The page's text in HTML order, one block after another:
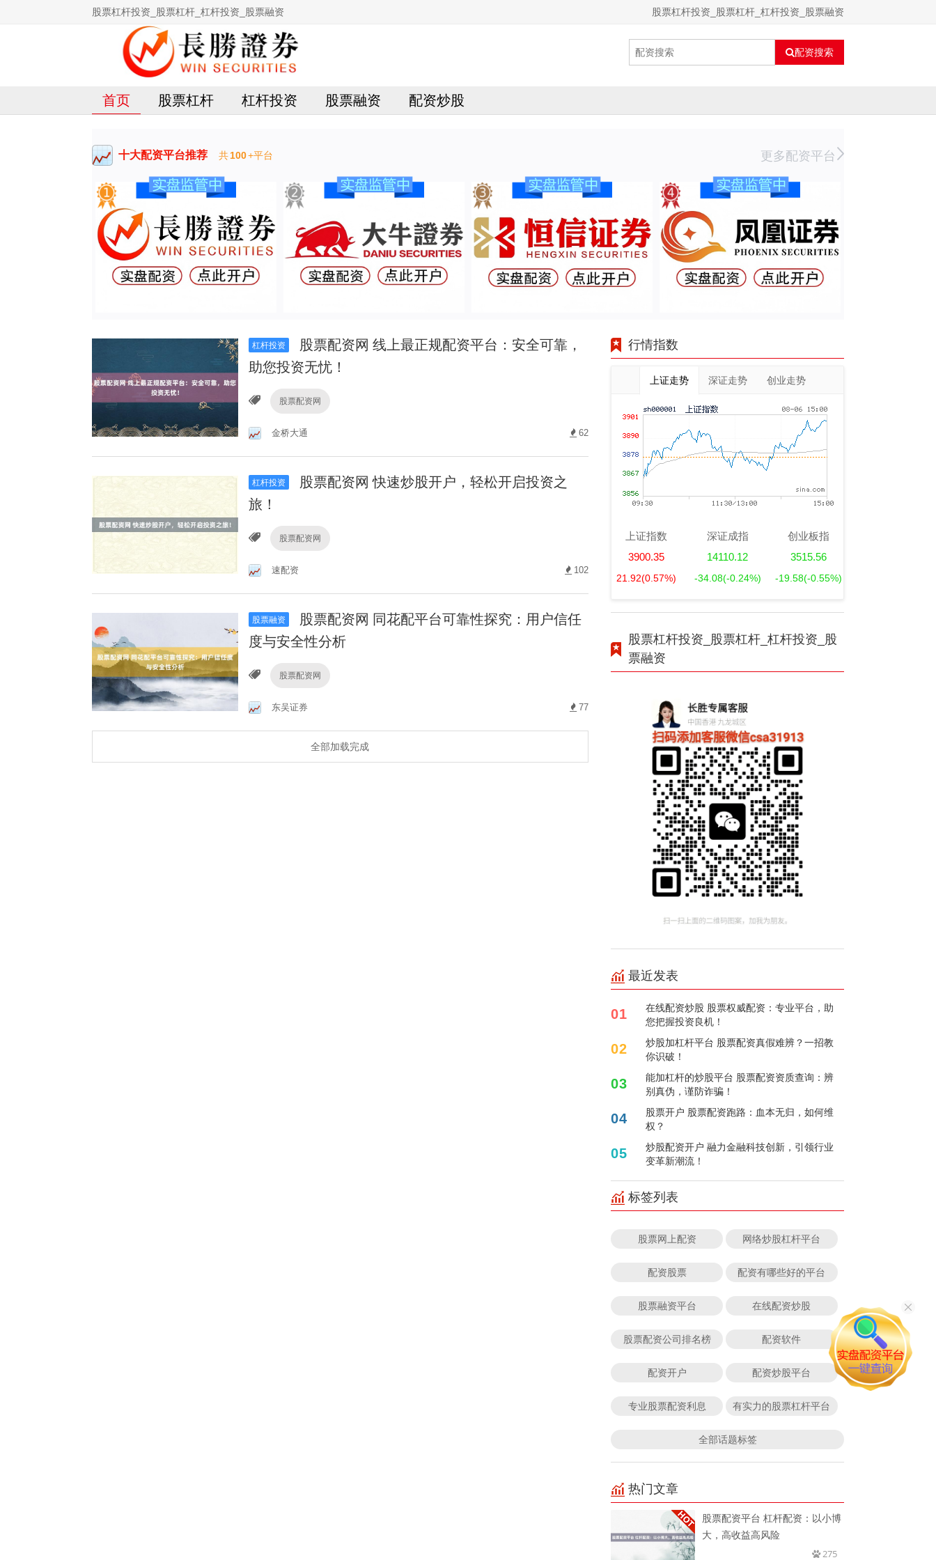
股票杠杆投资_股票杠杆_杠杆投资_股票融资 股票杠杆投资_股票杠杆_杠杆投资_股票融资
配资搜索
首页 股票杠杆 杠杆投资 股票融资 配资炒股
十大配资平台推荐 共100+平台 更多配资平台
杠杆投资
股票配资网 线上最正规配资平台：安全可靠，
助您投资无忧！
股票配资网
金桥大通 62
杠杆投资
股票配资网 快速炒股开户，轻松开启投资之
旅！
股票配资网
速配资 102
股票融资
股票配资网 同花配平台可靠性探究：用户信任
度与安全性分析
股票配资网
东吴证券 77
全部加载完成
行情指数
上证走势 深证走势 创业走势
上证指数
3900.35
21.92(0.57%)
深证成指
14110.12
-34.08(-0.24%)
创业板指
3515.56
-19.58(-0.55%)
股票杠杆投资_股票杠杆_杠杆投资_股
票融资
最近发表
01
在线配资炒股 股票权威配资：专业平台，助
您把握投资良机！
02
炒股加杠杆平台 股票配资真假难辨？一招教
你识破！
03
能加杠杆的炒股平台 股票配资资质查询：辨
别真伪，谨防诈骗！
04
股票开户 股票配资跑路：血本无归，如何维
权？
05
炒股配资开户 融力金融科技创新，引领行业
变革新潮流！
标签列表
股票网上配资 网络炒股杠杆平台
配资股票 配资有哪些好的平台
股票融资平台 在线配资炒股
股票配资公司排名榜 配资软件
配资开户 配资炒股平台
专业股票配资利息 有实力的股票杠杆平台
全部话题标签
热门文章
股票配资平台 杠杆配资：以小博
大，高收益高风险
275